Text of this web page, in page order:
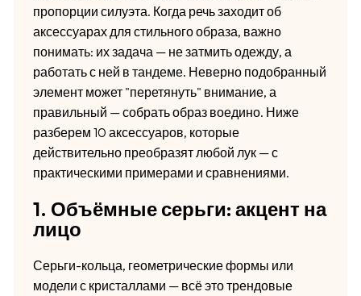
пропорции силуэта. Когда речь заходит об
аксессуарах для стильного образа, важно
понимать: их задача — не затмить одежду, а
работать с ней в тандеме. Неверно подобранный
элемент может "перетянуть" внимание, а
правильный — собрать образ воедино. Ниже
разберем 10 аксессуаров, которые
действительно преобразят любой лук — с
практическими примерами и сравнениями.
1. Объёмные серьги: акцент на
лицо
Серьги-кольца, геометрические формы или
модели с кристаллами — всё это трендовые